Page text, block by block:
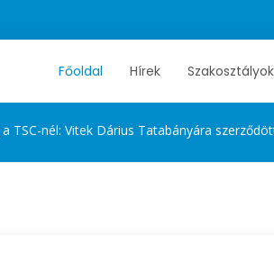
Főoldal Hírek Szakosztályok
TSC-nél: Vitek Dárius Tatabányára